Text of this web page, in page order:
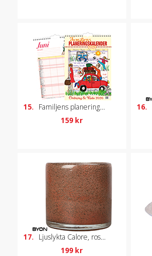
15. Familjens planeringskalender 2026
159 kr
16.
17. Ljuslykta Calore, roströd
199 kr